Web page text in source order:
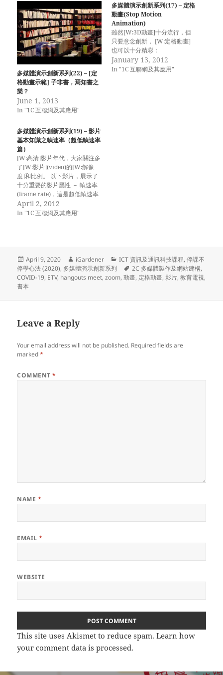
多媒體演示創新系列(22) – [定
格動畫示範] 子非書，焉知書之
樂？
June 1, 2013
In "1C 互聯網及其應用"
多媒體演示創新系列(17) – 定格
動畫(Stop Motion
Animation)
雖然[W:3D動畫]十分流行，但
只要意念創新， [W:定格動畫]
也可以十分精彩：
January 13, 2012
In "1C 互聯網及其應用"
多媒體演示創新系列(19) – 影片
基本知識之幀速率（超低幀速率
篇）
[W:高清]影片年代，大家關注多
了[W:影片](video)的[W:解像
度]和比例。 以下影片，展示了
十分重要的影片屬性 － 幀速率
(frame rate)，這是超低幀速率
拍攝的方法，用於變化不明顯的
自然現象： Temporal
April 2, 2012
In "1C 互聯網及其應用"
Posted
on
April 9, 2020 Author
iGardener Categories
ICT 資訊及通訊科技課程,停課不
停學心法 (2020), 多媒體演示創新系列 Tags
2C 多媒體製作及網站建構,
COVID-19, ETV, hangouts meet,zoom,動畫,定格動畫,影片,教育電視,
書本
Leave a Reply
Your email address will not be published. Required fields are
marked*
COMMENT*
NAME *
EMAIL*
WEBSITE
This site uses Akismet to reduce spam.Learn how
your comment data is processed.